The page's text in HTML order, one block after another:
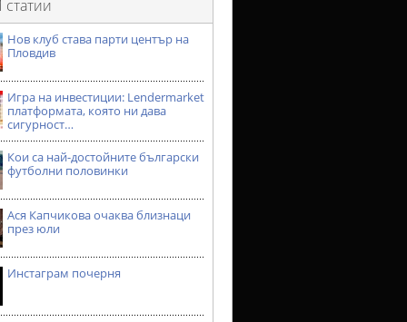
Нов клуб става парти център на
Пловдив
Игра на инвестиции: Lendermarket
платформата, която ни дава
сигурност…
Кои са най-достойните български
футболни половинки
Ася Капчикова очаква близнаци
през юли
Инстаграм почерня